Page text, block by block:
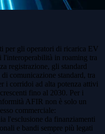
per gli operatori di ricarica EV
l'interoperabilità in roaming tra
registrazione, gli standard
comunicazione standard, tra
i corridoi ad alta potenza attivi
fino al 2030. Per i
AFIR non è solo un
commerciale:
l'esclusione da finanziamenti
e bandi sempre più legati